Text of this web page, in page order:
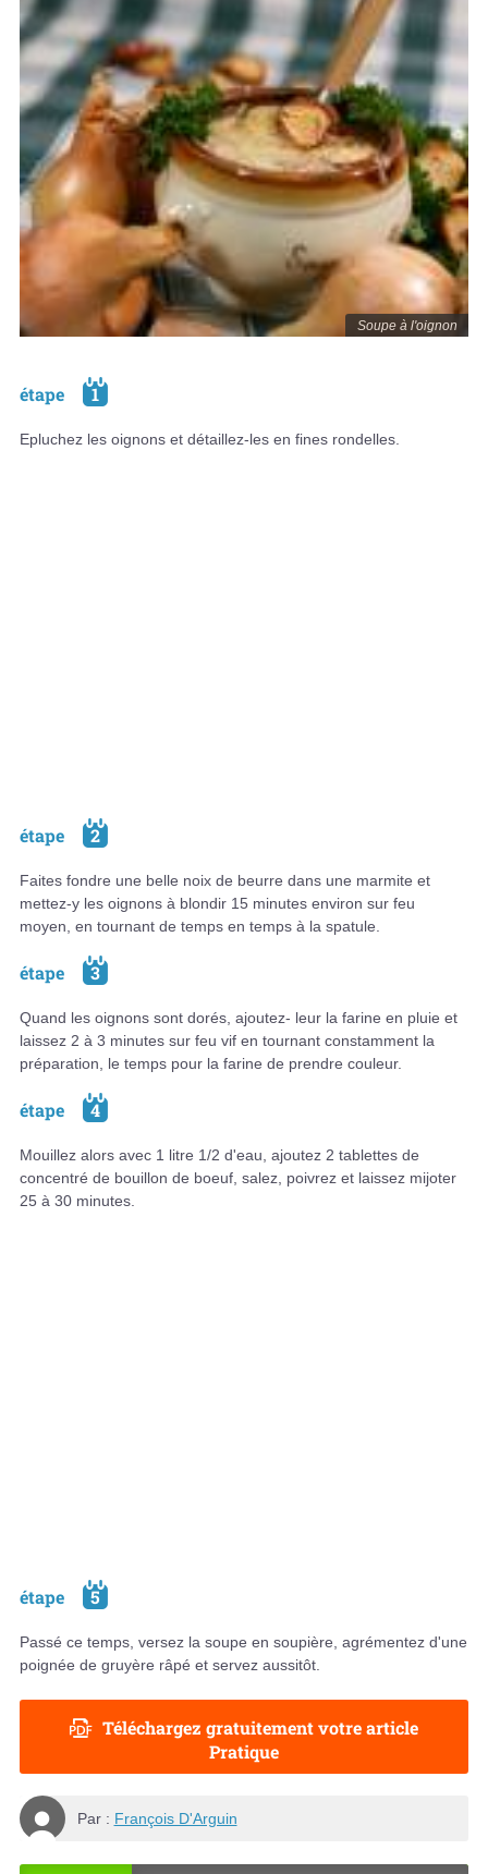
Soupe à l'oignon
étape 1
Epluchez les oignons et détaillez-les en fines rondelles.
étape 2
Faites fondre une belle noix de beurre dans une marmite et
mettez-y les oignons à blondir 15 minutes environ sur feu
moyen, en tournant de temps en temps à la spatule.
étape 3
Quand les oignons sont dorés, ajoutez- leur la farine en pluie et
laissez 2 à 3 minutes sur feu vif en tournant constamment la
préparation, le temps pour la farine de prendre couleur.
étape 4
Mouillez alors avec 1 litre 1/2 d'eau, ajoutez 2 tablettes de
concentré de bouillon de boeuf, salez, poivrez et laissez mijoter
25 à 30 minutes.
étape 5
Passé ce temps, versez la soupe en soupière, agrémentez d'une
poignée de gruyère râpé et servez aussitôt.
Téléchargez gratuitement votre article
Pratique
Par : François D'Arguin